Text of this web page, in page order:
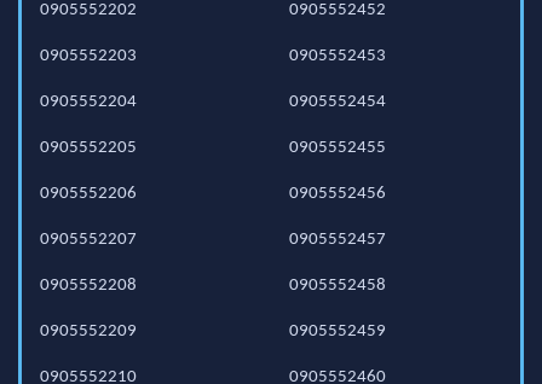
0905552202
0905552203
0905552204
0905552205
0905552206
0905552207
0905552208
0905552209
0905552210
0905552452
0905552453
0905552454
0905552455
0905552456
0905552457
0905552458
0905552459
0905552460